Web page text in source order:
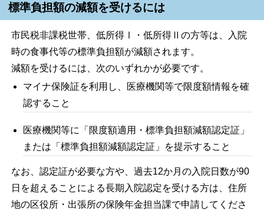
標準負担額の減額を受けるには
市民税非課税世帯、低所得Ⅰ・低所得Ⅱの方等は、入院
時の食事代等の標準負担額が減額されます。
減額を受けるには、次のいずれかが必要です。
マイナ保険証を利用し、医療機関等で限度額情報を確
認すること
医療機関等に「限度額適用・標準負担額減額認定証」
または「標準負担額減額認定証」を提示すること
なお、認定証が必要な方や、過去12か月の入院日数が90
日を超えることによる長期入院認定を受ける方は、住所
地の区役所・出張所の保険年金担当課で申請してくださ